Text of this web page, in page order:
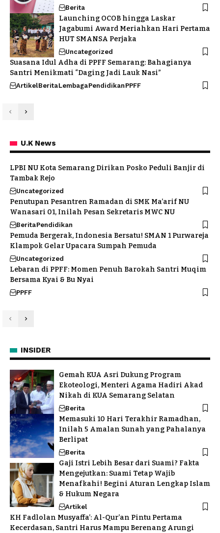
INSIDER
Gemah KUA Asri Dukung Program
Ekoteologi, Menteri Agama Hadiri Akad
Nikah di KUA Semarang Selatan
Berita
Memasuki 10 Hari Terakhir Ramadhan,
Inilah 5 Amalan Sunah yang Pahalanya
Berlipat
Berita
Gaji Istri Lebih Besar dari Suami? Fakta
Mengejutkan: Suami Tetap Wajib
Menafkahi! Begini Aturan Lengkap Islam
& Hukum Negara
Artikel
KH Fadlolan Musyaffa’: Al-Qur’an Pintu Pertama
Kecerdasan, Santri Harus Mampu Berenang Arungi
U.K News
LPBI NU Kota Semarang Dirikan Posko Peduli Banjir di
Tambak Rejo
Uncategorized
Penutupan Pesantren Ramadan di SMK Ma’arif NU
Wanasari 01, Inilah Pesan Sekretaris MWC NU
BeritaPendidikan
Pemuda Bergerak, Indonesia Bersatu! SMAN 1 Purwareja
Klampok Gelar Upacara Sumpah Pemuda
Uncategorized
Lebaran di PPFF: Momen Penuh Barokah Santri Muqim
Bersama Kyai & Bu Nyai
PPFF
Berita
Launching OCOB hingga Laskar
Jagabumi Award Meriahkan Hari Pertama
HUT SMANSA Perjaka
Uncategorized
Suasana Idul Adha di PPFF Semarang: Bahagianya
Santri Menikmati “Daging Jadi Lauk Nasi”
ArtikelBeritaLembagaPendidikanPPFF